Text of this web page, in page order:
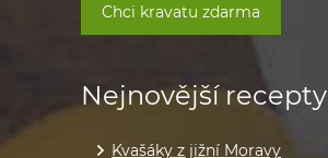
Nejnovější recepty
Kvašáky z jižní Moravy
Chci kravatu zdarma